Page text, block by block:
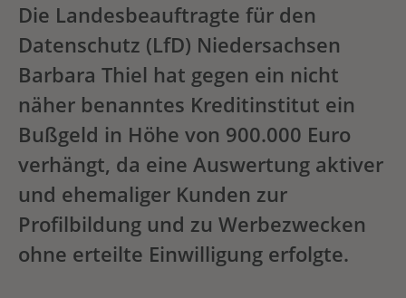
Die Landesbeauftragte für den
Datenschutz (LfD) Niedersachsen
Barbara Thiel hat gegen ein nicht
näher benanntes Kreditinstitut ein
Bußgeld in Höhe von 900.000 Euro
verhängt, da eine Auswertung aktiver
und ehemaliger Kunden zur
Profilbildung und zu Werbezwecken
ohne erteilte Einwilligung erfolgte.